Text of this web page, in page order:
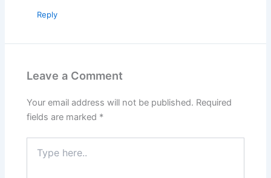
Reply
Leave a Comment
Your email address will not be published. Required
fields are marked *
here..